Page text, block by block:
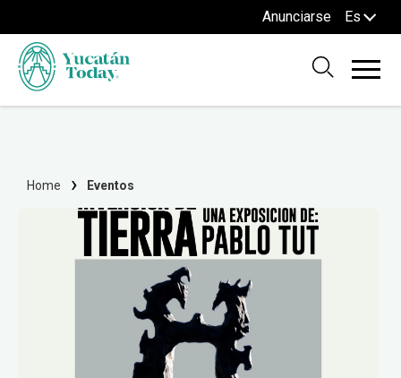
Anunciarse Es
Home Eventos